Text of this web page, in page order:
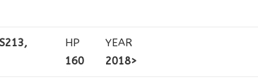
HP
160
YEAR
2018>